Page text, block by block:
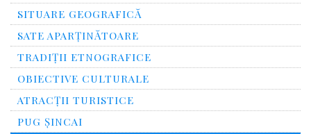
SITUARE GEOGRAFICĂ
SATE APARȚINĂTOARE
TRADIȚII ETNOGRAFICE
OBIECTIVE CULTURALE
ATRACȚII TURISTICE
PUG ȘINCAI